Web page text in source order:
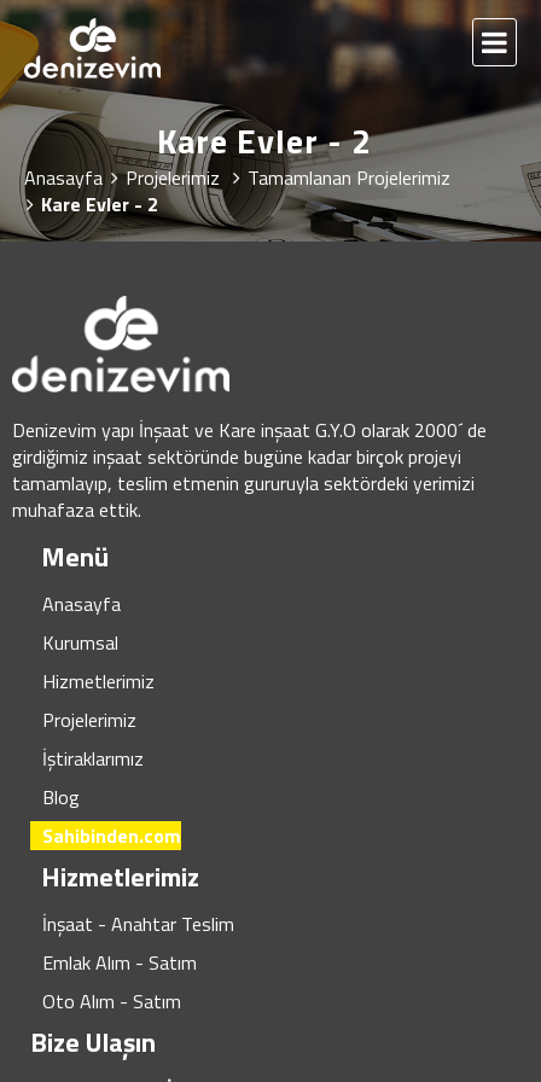
Kare Evler - 2
Anasayfa Projelerimiz
Tamamlanan Projelerimiz
Kare Evler - 2
Denizevim yapı İnşaat ve Kare inşaat G.Y.O olarak 2000´ de
girdiğimiz inşaat sektöründe bugüne kadar birçok projeyi
tamamlayıp, teslim etmenin gururuyla sektördeki yerimizi
muhafaza ettik.
Menü
Anasayfa
Kurumsal
Hizmetlerimiz
Projelerimiz
İştiraklarımız
Blog
Sahibinden.com
Hizmetlerimiz
İnşaat - Anahtar Teslim
Emlak Alım - Satım
Oto Alım - Satım
Bize Ulaşın